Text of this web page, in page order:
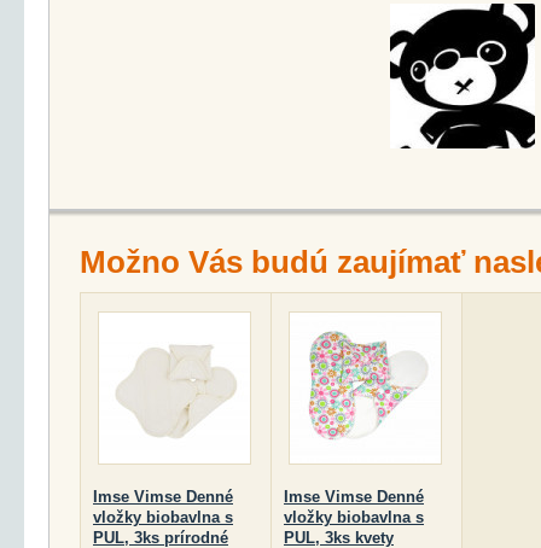
Možno Vás budú zaujímať
Imse Vimse Denné
vložky biobavlna s
PUL, 3ks prírodné
Imse Vimse Denné
vložky biobavlna s
PUL, 3ks kvety